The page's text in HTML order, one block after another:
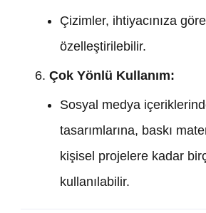
Çizimler, ihtiyacınıza
özelleştirilebilir.
Çok Yönlü Kullanım:
Sosyal medya
tasarımlarına, baskı
kişisel projelere kadar
kullanılabilir.